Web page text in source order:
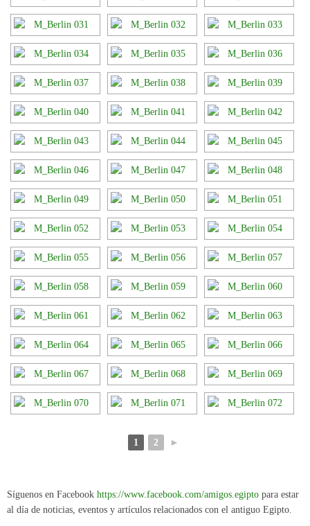
1 2 ►
Síguenos en Facebook https://www.facebook.com/amigos.egipto para estar
al día de noticias, eventos y artículos relacionados con el antiguo Egipto.